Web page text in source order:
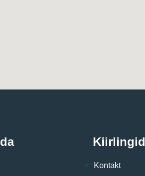
Kiirlingid
Kontakt